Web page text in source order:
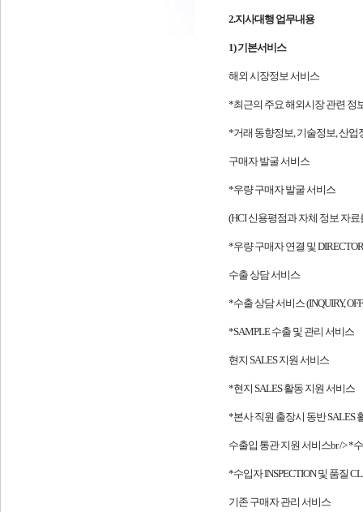
2.지사대행 업무내용
1) 기본서비스
해외 시장정보 서비스
*최근의 주요 해외시장 관련 정
*거래 동향정보, 기술정보, 산업
구매자 발굴 서비스
*우량 구매자 발굴 서비스
(HCI 신용평점과 자체 정보 자
*우량 구매자 연결 및
수출 상담 서비스
*수출 상담 서비스 (INQUIRY,
*SAMPLE 수출 및 관리 서비스
현지 SALES 지원 서비스
*현지 SALES 활동 지원 서비스
*본사 직원 출장시 동반 SALES
수출입 통관 지원 서비스br /> *
*수입자 INSPECTION 및 품질
기존 구매자 관리 서비스